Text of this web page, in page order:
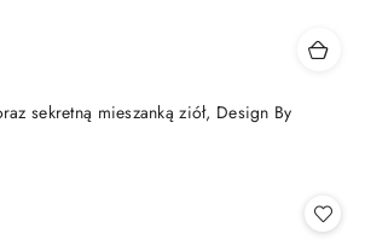
sekretną mieszanką ziół, Design By